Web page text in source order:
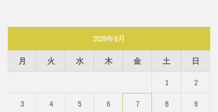
2026年8月
月 火 水 木 金 土
日
1
2
3
4 5 6 7 8
9